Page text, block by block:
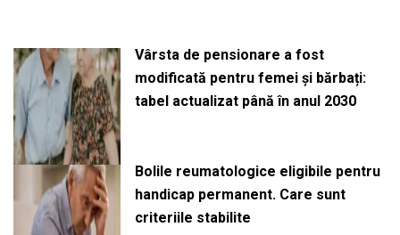
Vârsta de pensionare a fost
modificată pentru femei și bărbați:
tabel actualizat până în anul 2030
Bolile reumatologice eligibile pentru
handicap permanent. Care sunt
criteriile stabilite